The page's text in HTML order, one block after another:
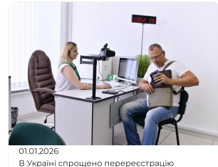
01.01.2026
В Україні спрощено перереєстрацію